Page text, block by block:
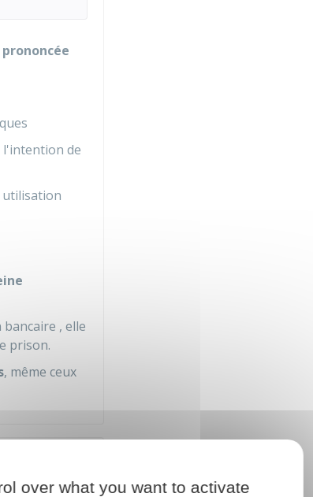
prononcée
l'intention de
, elle
prison.
, même ceux
des
over what you want to activate